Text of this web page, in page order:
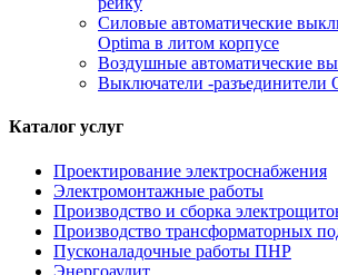
Силовые автоматические
Optima в литом корпусе
Воздушные автоматические
Выключатели -разъединители
Каталог услуг
Проектирование электроснабжения
Электромонтажные работы
Производство и сборка
Производство трансформаторных
Пусконаладочные работы ПНР
Энергоаудит